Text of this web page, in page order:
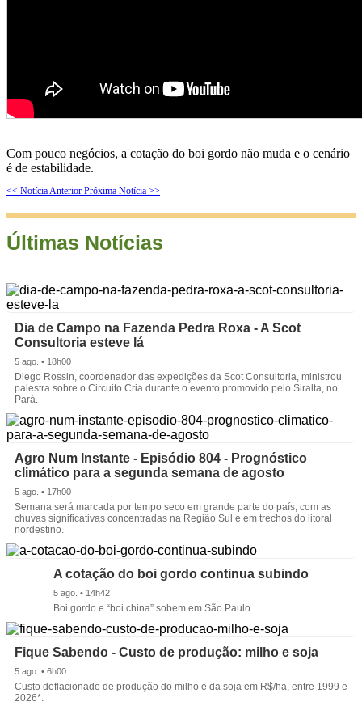
Com pouco negócios, a cotação do boi gordo não muda e o cenário
é de estabilidade.
<< Notícia Anterior Próxima Notícia >>
Últimas Notícias
Dia de Campo na Fazenda Pedra Roxa - A Scot
Consultoria esteve lá
5 ago. • 18h00
Diego Rossin, coordenador das expedições da Scot Consultoria, ministrou
palestra sobre o Circuito Cria durante o evento promovido pelo Siralta, no
Pará.
Agro Num Instante - Episódio 804 - Prognóstico
climático para a segunda semana de agosto
5 ago. • 17h00
Semana será marcada por tempo seco em grande parte do país, com as
chuvas significativas concentradas na Região Sul e em trechos do litoral
nordestino.
A cotação do boi gordo continua subindo
5 ago. • 14h42
Boi gordo e “boi china” sobem em São Paulo.
Fique Sabendo - Custo de produção: milho e soja
5 ago. • 6h00
Custo deflacionado de produção do milho e da soja em R$/ha, entre 1999 e
2026*.